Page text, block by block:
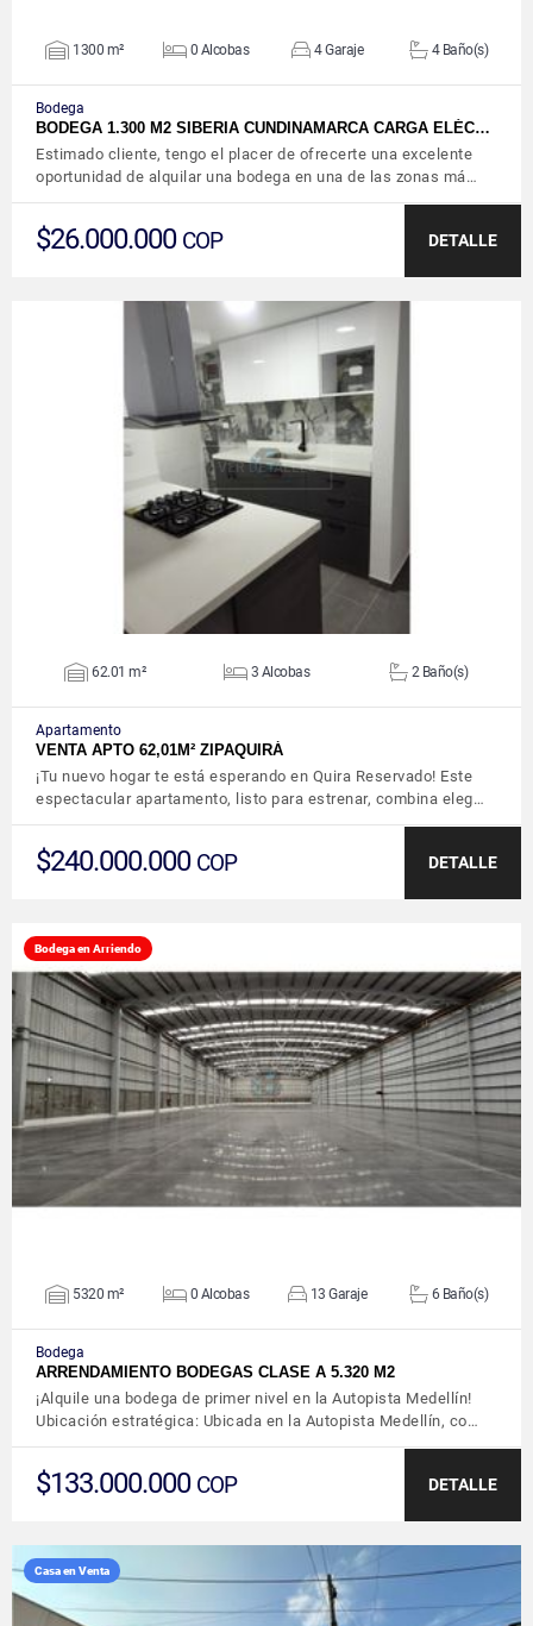
1300 m² 0 Alcobas 4 Garaje 4 Baño(s)
Bodega
BODEGA 1.300 M2 SIBERIA CUNDINAMARCA CARGA ELÉC…
Estimado cliente, tengo el placer de ofrecerte una excelente
oportunidad de alquilar una bodega en una de las zonas má…
$26.000.000 COP DETALLE
VER DETALLES
62.01 m² 3 Alcobas 2 Baño(s)
Apartamento
VENTA APTO 62,01M² ZIPAQUIRÁ
¡Tu nuevo hogar te está esperando en Quira Reservado! Este
espectacular apartamento, listo para estrenar, combina eleg…
$240.000.000 COP DETALLE
Bodega en Arriendo
VER DETALLES
5320 m² 0 Alcobas 13 Garaje 6 Baño(s)
Bodega
ARRENDAMIENTO BODEGAS CLASE A 5.320 M2
¡Alquile una bodega de primer nivel en la Autopista Medellín!
Ubicación estratégica: Ubicada en la Autopista Medellín, co…
$133.000.000 COP DETALLE
Casa en Venta